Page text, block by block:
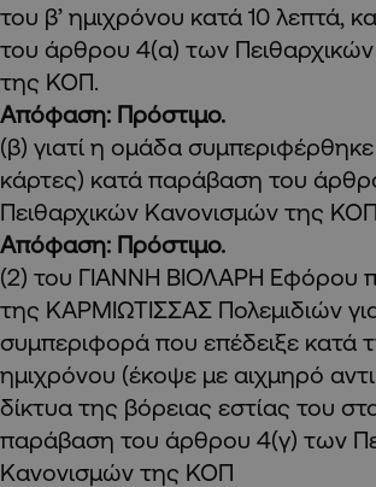
του β’ ημιχρόνου κατά 10 λεπτά,
του άρθρου 4(α) των
της ΚΟΠ.
Απόφαση: Πρόστιμο.
(β) γιατί η ομάδα
κάρτες) κατά παράβαση του
Πειθαρχικών Κανονισμών της
Απόφαση: Πρόστιμο.
(2) του ΓΙΑΝΝΗ ΒΙΟΛΑΡΗ Εφόρου
της ΚΑΡΜΙΩΤΙΣΣΑΣ Πολεμιδιών
συμπεριφορά που επέδειξε κατά
ημιχρόνου (έκοψε με αιχμηρό
δίκτυα της βόρειας εστίας του
παράβαση του άρθρου 4(γ) των
Κανονισμών της ΚΟΠ